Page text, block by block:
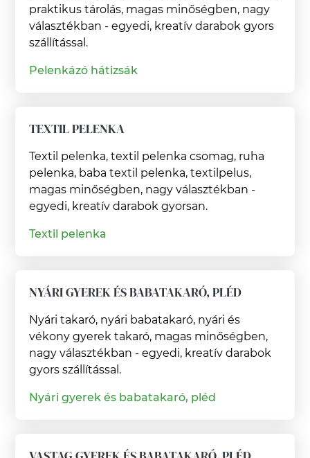
praktikus tárolás, magas minőségben, nagy
választékban - egyedi, kreatív darabok gyors
szállítással.
Pelenkázó hátizsák
TEXTIL PELENKA
Textil pelenka, textil pelenka csomag, ruha
pelenka, baba textil pelenka, textilpelus,
magas minőségben, nagy választékban -
egyedi, kreatív darabok gyorsan.
Textil pelenka
NYÁRI GYEREK ÉS BABATAKARÓ, PLÉD
Nyári takaró, nyári babatakaró, nyári és
vékony gyerek takaró, magas minőségben,
nagy választékban - egyedi, kreatív darabok
gyors szállítással.
Nyári gyerek és babatakaró, pléd